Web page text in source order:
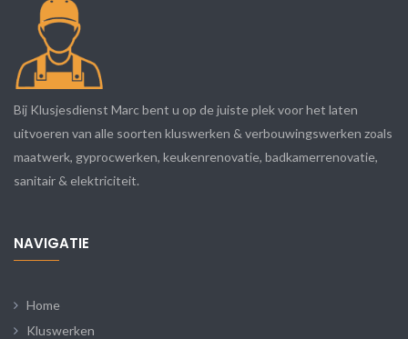
Bij Klusjesdienst Marc bent u op de juiste plek voor het laten
uitvoeren van alle soorten kluswerken & verbouwingswerken zoals
maatwerk, gyprocwerken, keukenrenovatie, badkamerrenovatie,
sanitair & elektriciteit.
NAVIGATIE
Home
Kluswerken